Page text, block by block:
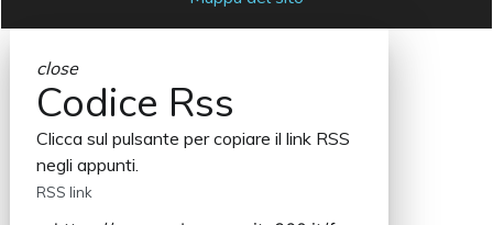
close
Codice Rss
Clicca sul pulsante per copiare il link RSS
negli appunti.
RSS link